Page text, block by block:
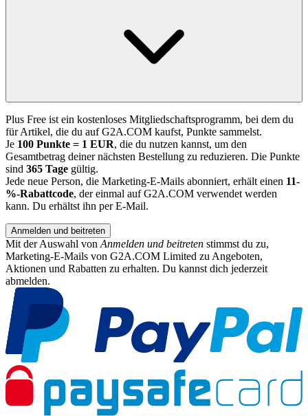
Plus Free ist ein kostenloses Mitgliedschaftsprogramm, bei dem du
für Artikel, die du auf G2A.COM kaufst, Punkte sammelst.
Je 100 Punkte = 1 EUR, die du nutzen kannst, um den
Gesamtbetrag deiner nächsten Bestellung zu reduzieren. Die Punkte
sind 365 Tage gültig.
Jede neue Person, die Marketing-E-Mails abonniert, erhält einen 11-
%-Rabattcode, der einmal auf G2A.COM verwendet werden
kann. Du erhältst ihn per E-Mail.
Anmelden und beitreten
Mit der Auswahl von Anmelden und beitreten stimmst du zu,
Marketing-E-Mails von G2A.COM Limited zu Angeboten,
Aktionen und Rabatten zu erhalten. Du kannst dich jederzeit
abmelden.